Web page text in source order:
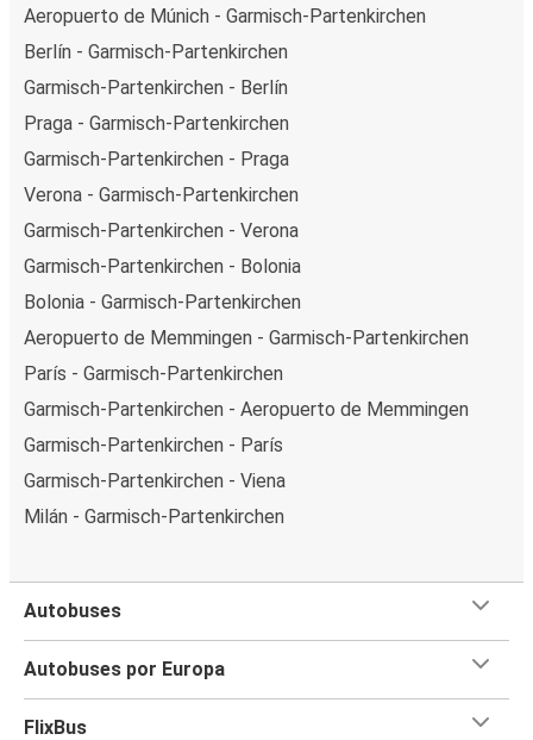
Aeropuerto de Múnich - Garmisch-Partenkirchen
Berlín - Garmisch-Partenkirchen
Garmisch-Partenkirchen - Berlín
Praga - Garmisch-Partenkirchen
Garmisch-Partenkirchen - Praga
Verona - Garmisch-Partenkirchen
Garmisch-Partenkirchen - Verona
Garmisch-Partenkirchen - Bolonia
Bolonia - Garmisch-Partenkirchen
Aeropuerto de Memmingen - Garmisch-Partenkirchen
París - Garmisch-Partenkirchen
Garmisch-Partenkirchen - Aeropuerto de Memmingen
Garmisch-Partenkirchen - París
Garmisch-Partenkirchen - Viena
Milán - Garmisch-Partenkirchen
Autobuses
Autobuses por Europa
FlixBus